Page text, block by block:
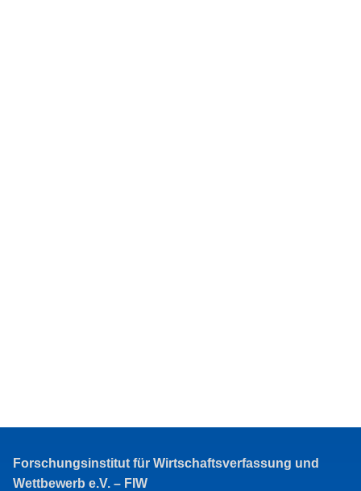
Forschungsinstitut für Wirtschaftsverfassung und
Wettbewerb e.V. – FIW